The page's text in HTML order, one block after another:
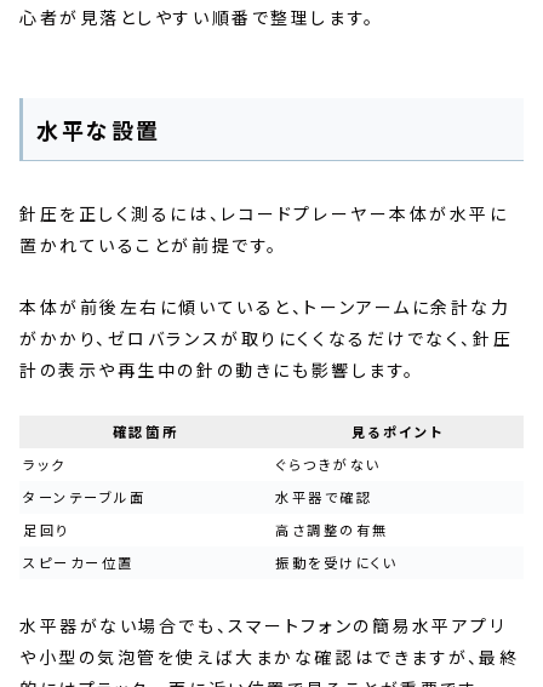
心者が見落としやすい順番で整理します。
水平な設置
針圧を正しく測るには、レコードプレーヤー本体が水平に
置かれていることが前提です。
本体が前後左右に傾いていると、トーンアームに余計な力
がかかり、ゼロバランスが取りにくくなるだけでなく、針圧
計の表示や再生中の針の動きにも影響します。
確認箇所
見るポイント
ラック
ぐらつきがない
ターンテーブル面
水平器で確認
足回り
高さ調整の有無
スピーカー位置
振動を受けにくい
水平器がない場合でも、スマートフォンの簡易水平アプリ
や小型の気泡管を使えば大まかな確認はできますが、最終